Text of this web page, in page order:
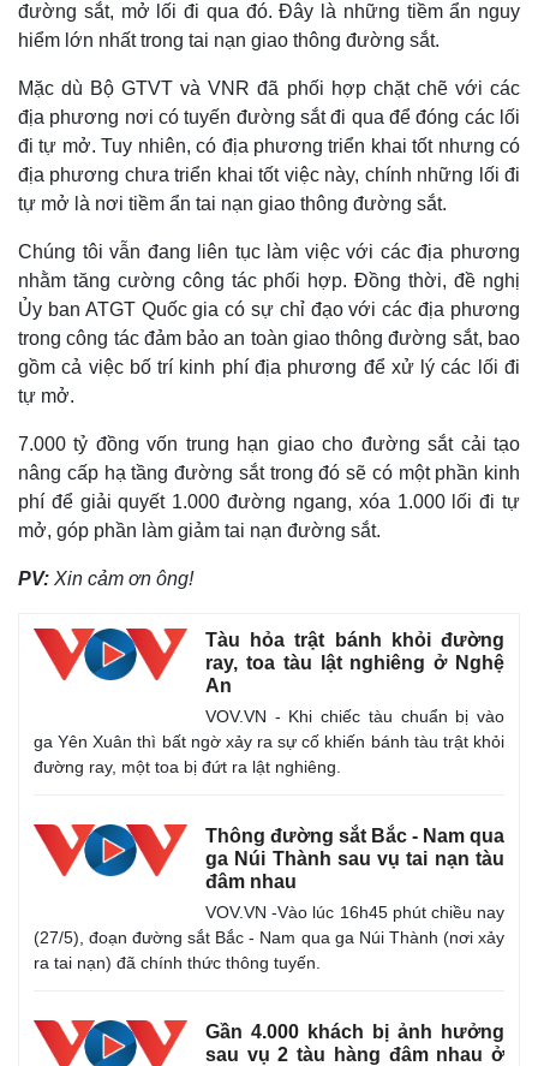
Pháp luật
Quân sự - Quốc phòng
đường sắt, mở lối đi qua đó. Đây là những tiềm ẩn nguy
hiểm lớn nhất trong tai nạn giao thông đường sắt.
Mặc dù Bộ GTVT và VNR đã phối hợp chặt chẽ với các
địa phương nơi có tuyến đường sắt đi qua để đóng các lối
đi tự mở. Tuy nhiên, có địa phương triển khai tốt nhưng có
địa phương chưa triển khai tốt việc này, chính những lối đi
tự mở là nơi tiềm ẩn tai nạn giao thông đường sắt.
Chúng tôi vẫn đang liên tục làm việc với các địa phương
nhằm tăng cường công tác phối hợp. Đồng thời, đề nghị
Ủy ban ATGT Quốc gia có sự chỉ đạo với các địa phương
trong công tác đảm bảo an toàn giao thông đường sắt, bao
gồm cả việc bố trí kinh phí địa phương để xử lý các lối đi
tự mở.
7.000 tỷ đồng vốn trung hạn giao cho đường sắt cải tạo
nâng cấp hạ tầng đường sắt trong đó sẽ có một phần kinh
phí để giải quyết 1.000 đường ngang, xóa 1.000 lối đi tự
mở, góp phần làm giảm tai nạn đường sắt.
PV: Xin cảm ơn ông!
Tàu hỏa trật bánh khỏi đường
ray, toa tàu lật nghiêng ở Nghệ
An
VOV.VN - Khi chiếc tàu chuẩn bị vào
ga Yên Xuân thì bất ngờ xảy ra sự cố khiến bánh tàu trật khỏi
đường ray, một toa bị đứt ra lật nghiêng.
Thông đường sắt Bắc - Nam qua
ga Núi Thành sau vụ tai nạn tàu
đâm nhau
VOV.VN -Vào lúc 16h45 phút chiều nay
(27/5), đoạn đường sắt Bắc - Nam qua ga Núi Thành (nơi xảy
ra tai nạn) đã chính thức thông tuyến.
Gần 4.000 khách bị ảnh hưởng
sau vụ 2 tàu hàng đâm nhau ở